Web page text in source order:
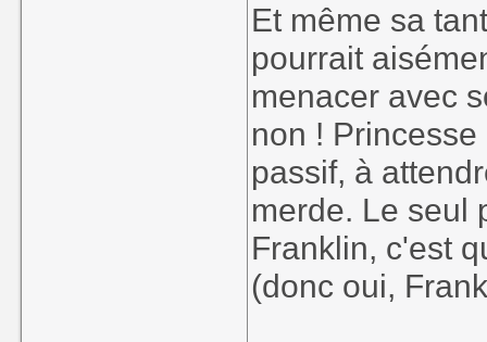
Et même sa
pourrait
menacer avec
non !
passif, à
merde. Le seul
Franklin, c'est
(donc oui,